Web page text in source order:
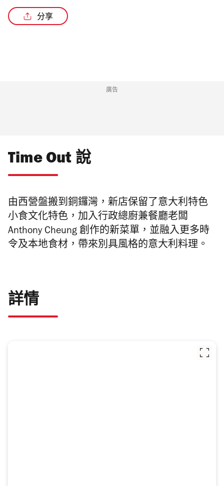
分享
廣告
Time Out 說
由西營盤搬到銅鑼灣，新店保留了 意大利特色
小食文化特色，加入行政總廚兼餐廳老闆
Anthony Cheung 創作的新菜單，並融入更多時
令及本地食材，帶來別具風格的意大利料理。
詳情